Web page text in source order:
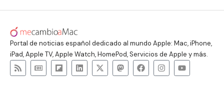
Portal de noticias español dedicado al mundo Apple: Mac, iPhone,
iPad, Apple TV, Apple Watch, HomePod, Servicios de Apple y más.